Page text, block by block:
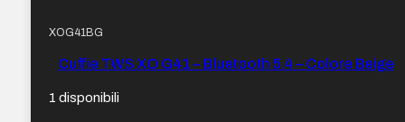
XOG41BG
Cuffie TWS XO G41 – Bluetooth 5.4 – Colore Beige
1 disponibili